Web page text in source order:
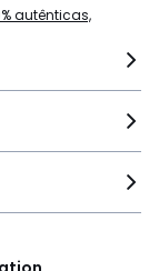
autênticas,